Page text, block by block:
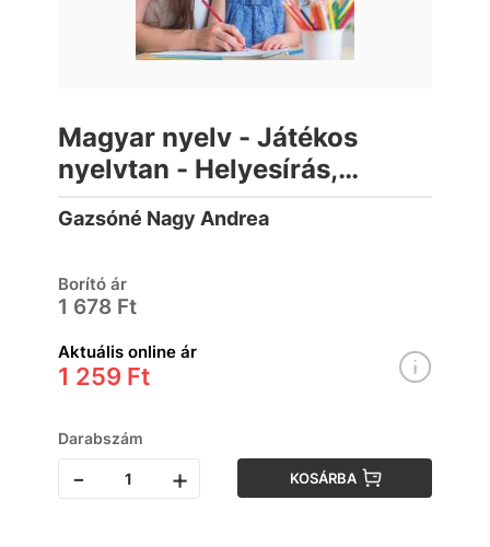
Magyar nyelv - Játékos
nyelvtan - Helyesírás,
szövegértés 2.osztály
Gazsóné Nagy Andrea
Borító ár
1 678 Ft
Aktuális online ár
1 259 Ft
Darabszám
- + KOSÁRBA